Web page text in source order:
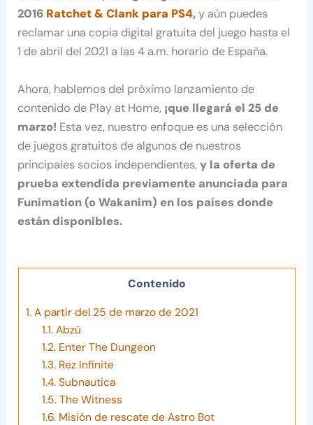
2016 Ratchet & Clank para PS4,y aún puedes
reclamar una copia digital gratuita del juego hasta el
1 de abril del 2021 a las 4 a.m. horario de España.
Ahora, hablemos del próximo lanzamiento de
contenido de Play at Home, ¡que llegará el 25 de
marzo! Esta vez, nuestro enfoque es una selección
de juegos gratuitos de algunos de nuestros
principales socios independientes,y la oferta de
prueba extendida previamente anunciada para
Funimation (o Wakanim) en los países donde
están disponibles.
Contenido
1.A partir del 25 de marzo de 2021
1.1.Abzû
1.2.Enter The Dungeon
1.3.Rez Infinite
1.4.Subnautica
1.5.The Witness
1.6.Misión de rescate de Astro Bot